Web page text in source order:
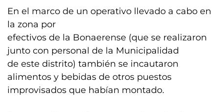
En el marco de un operativo llevado a cabo en
la zona por
efectivos de la Bonaerense (que se realizaron
junto con personal de la Municipalidad
de este distrito) también se incautaron
alimentos y bebidas de otros puestos
improvisados que habían montado.